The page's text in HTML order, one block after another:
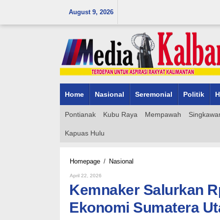
August 9, 2026
Home Nasional Seremonial Politik
Pontianak Kubu Raya Mempawah
Kapuas Hulu
Homepage / Nasional
Miliar
untuk
Pemulihan
Ekonomi
April 22, 2026
Kemnaker Salurkan
Ekonomi Sumatera